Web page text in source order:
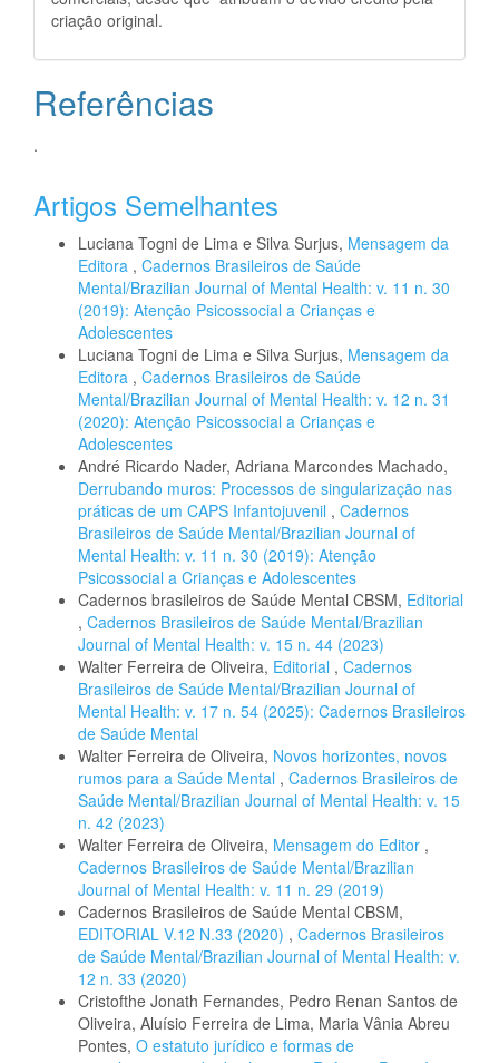
criação original.
Referências
.
Artigos Semelhantes
Luciana Togni de Lima e Silva Surjus, Mensagem da
Editora , Cadernos Brasileiros de Saúde
Mental/Brazilian Journal of Mental Health: v. 11 n. 30
(2019): Atenção Psicossocial a Crianças e
Adolescentes
Luciana Togni de Lima e Silva Surjus, Mensagem da
Editora , Cadernos Brasileiros de Saúde
Mental/Brazilian Journal of Mental Health: v. 12 n. 31
(2020): Atenção Psicossocial a Crianças e
Adolescentes
André Ricardo Nader, Adriana Marcondes Machado,
Derrubando muros: Processos de singularização nas
práticas de um CAPS Infantojuvenil , Cadernos
Brasileiros de Saúde Mental/Brazilian Journal of
Mental Health: v. 11 n. 30 (2019): Atenção
Psicossocial a Crianças e Adolescentes
Cadernos brasileiros de Saúde Mental CBSM, Editorial
, Cadernos Brasileiros de Saúde Mental/Brazilian
Journal of Mental Health: v. 15 n. 44 (2023)
Walter Ferreira de Oliveira, Editorial , Cadernos
Brasileiros de Saúde Mental/Brazilian Journal of
Mental Health: v. 17 n. 54 (2025): Cadernos Brasileiros
de Saúde Mental
Walter Ferreira de Oliveira, Novos horizontes, novos
rumos para a Saúde Mental , Cadernos Brasileiros de
Saúde Mental/Brazilian Journal of Mental Health: v. 15
n. 42 (2023)
Walter Ferreira de Oliveira, Mensagem do Editor ,
Cadernos Brasileiros de Saúde Mental/Brazilian
Journal of Mental Health: v. 11 n. 29 (2019)
Cadernos Brasileiros de Saúde Mental CBSM,
EDITORIAL V.12 N.33 (2020) , Cadernos Brasileiros
de Saúde Mental/Brazilian Journal of Mental Health: v.
12 n. 33 (2020)
Cristofthe Jonath Fernandes, Pedro Renan Santos de
Oliveira, Aluísio Ferreira de Lima, Maria Vânia Abreu
Pontes, O estatuto jurídico e formas de